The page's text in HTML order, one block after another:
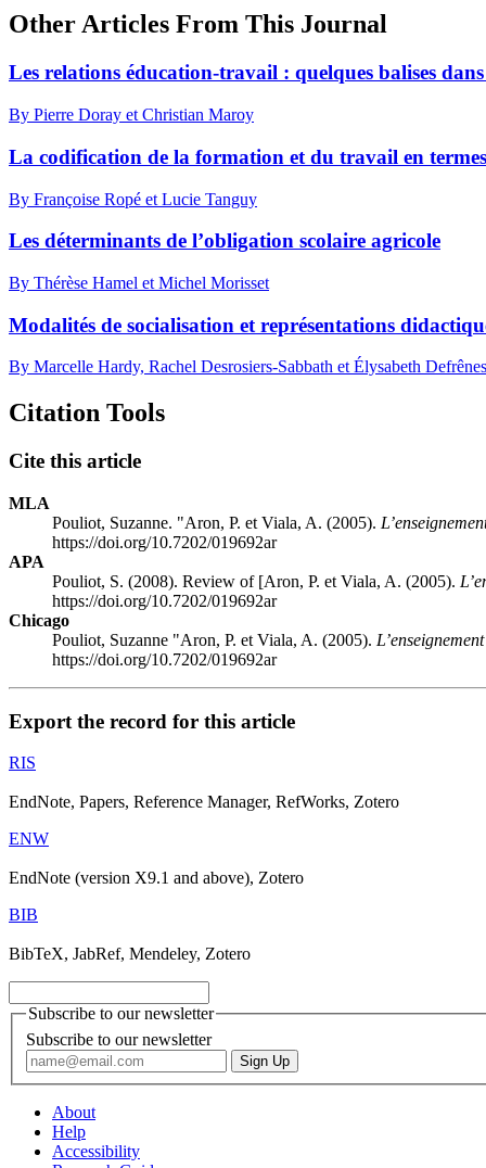
Other Articles From This Journal
Les relations éducation-travail : quelques balises
By Pierre Doray et Christian Maroy
La codification de la formation et du travail en termes
By Françoise Ropé et Lucie Tanguy
Les déterminants de l’obligation scolaire agricole
By Thérèse Hamel et Michel Morisset
Modalités de socialisation et représentations
By Marcelle Hardy, Rachel Desrosiers-Sabbath et Élysabeth Defrênes
Citation Tools
Cite this article
MLA
Pouliot, Suzanne. "Aron, P. et Viala, A. (2005).
https://doi.org/10.7202/019692ar
APA
Pouliot, S. (2008). Review of [Aron, P. et Viala, A. (2005).
https://doi.org/10.7202/019692ar
Chicago
Pouliot, Suzanne "Aron, P. et Viala, A. (2005).
https://doi.org/10.7202/019692ar
Export the record for this article
RIS
EndNote, Papers, Reference Manager, RefWorks, Zotero
ENW
EndNote (version X9.1 and above), Zotero
BIB
BibTeX, JabRef, Mendeley, Zotero
Subscribe to our newsletter
Subscribe to our newsletter
About
Help
Accessibility